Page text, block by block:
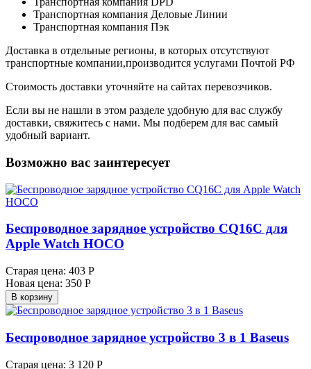
Транспортная компания Деловые Линии
Транспортная компания Пэк
Доставка в отдельные регионы, в которых отсутствуют
транспортные компании,производится услугами Почтой РФ
Стоимость доставки уточняйте на сайтах перевозчиков.
Если вы не нашли в этом разделе удобную для вас службу
доставки, свяжитесь с нами. Мы подберем для вас самый
удобный вариант.
Возможно вас заинтересует
Беспроводное зарядное устройство CQ16C для
Apple Watch HOCO
Старая цена: 403 Р
Новая цена: 350 Р
В корзину
Беспроводное зарядное устройство 3 в 1 Baseus
Старая цена: 3 120 Р